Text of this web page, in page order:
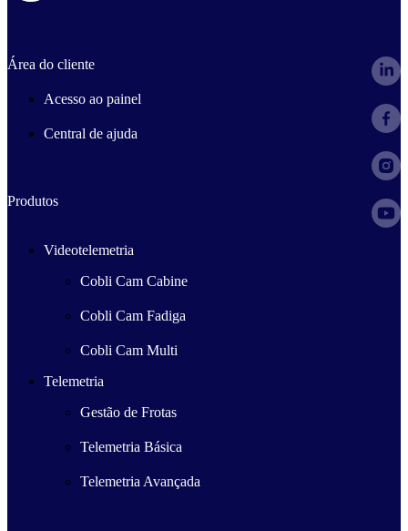
Área do cliente
Acesso ao painel
Central de ajuda
Produtos
Videotelemetria
Cobli Cam Cabine
Cobli Cam Fadiga
Cobli Cam Multi
Telemetria
Gestão de Frotas
Telemetria Básica
Telemetria Avançada